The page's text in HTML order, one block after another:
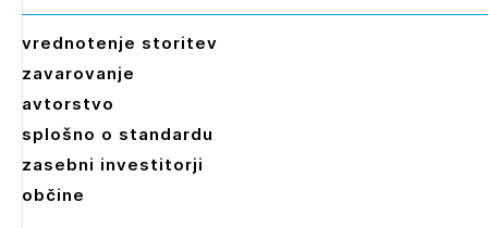
vrednotenje storitev
zavarovanje
avtorstvo
splošno o standardu
zasebni investitorji
občine